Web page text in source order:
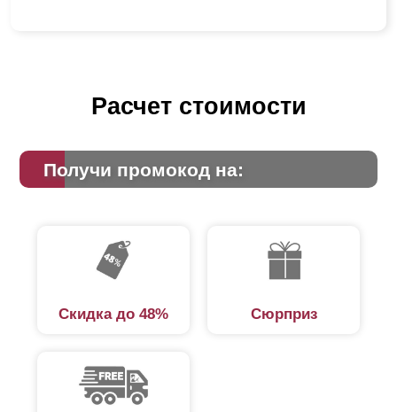
Расчет стоимости
Получи промокод на:
Скидка до 48% Сюрприз